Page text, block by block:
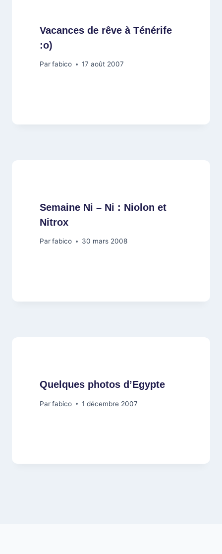
Vacances de rêve à Ténérife
:o)
Parfabico 17 août 2007
Semaine Ni – Ni : Niolon et
Nitrox
Parfabico 30 mars 2008
Quelques photos d’Egypte
Parfabico 1 décembre 2007